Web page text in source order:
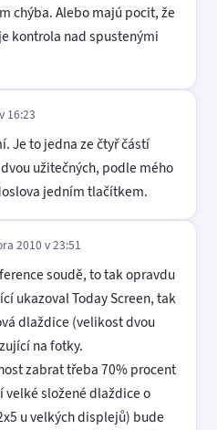
chýba. Alebo majú pocit, že
kontrola nad spustenými
16:23
Je to jedna ze čtyř částí
užitečných, podle mého
jedním tlačítkem.
2010 v 23:51
soudě, to tak opravdu
ukazoval Today Screen, tak
dlaždice (velikost dvou
na fotky.
zabrat třeba 70% procent
velké složené dlaždice o
u velkých displejů) bude